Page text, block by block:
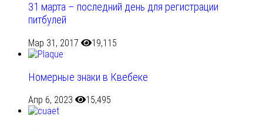
31 марта – последний день для регистрации
питбулей
Мар 31, 2017 19,115
Номерные знаки в Квебеке
Апр 6, 2023 15,495